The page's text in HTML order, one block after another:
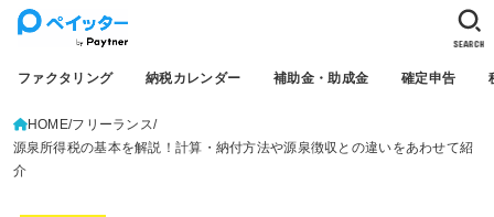
ファクタリング 納税カレンダー 補助金・助成金 確定申告
SEARCH
HOME フリーランス
源泉所得税の基本を解説！計算・納付方法や源泉徴収との違いをあわせて紹
介